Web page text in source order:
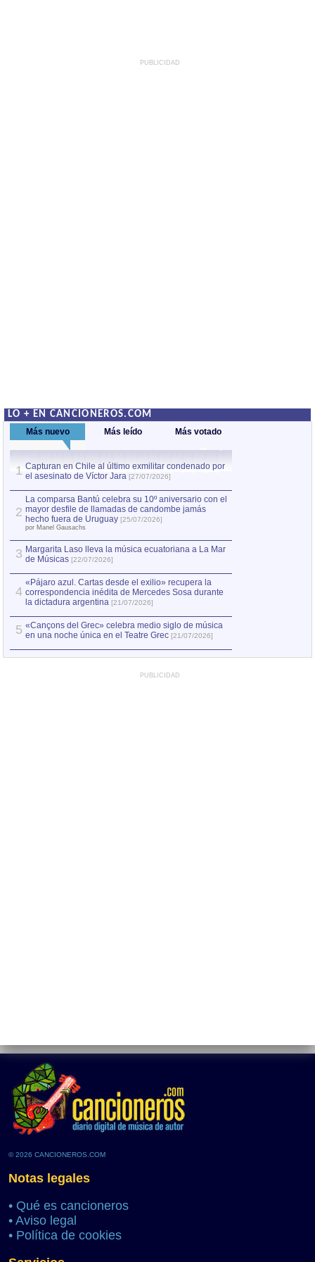
PUBLICIDAD
LO + EN CANCIONEROS.COM
Más nuevo Más leído Más votado
1 Capturan en Chile al último exmilitar condenado por
el asesinato de Víctor Jara [27/07/2026]
2
La comparsa Bantú celebra su 10º aniversario con el
mayor desfile de llamadas de candombe jamás
hecho fuera de Uruguay [25/07/2026]
por Manel Gausachs
3 Margarita Laso lleva la música ecuatoriana a La Mar
de Músicas [22/07/2026]
4
«Pájaro azul. Cartas desde el exilio» recupera la
correspondencia inédita de Mercedes Sosa durante
la dictadura argentina [21/07/2026]
5 «Cançons del Grec» celebra medio siglo de música
en una noche única en el Teatre Grec [21/07/2026]
PUBLICIDAD
© 2026 CANCIONEROS.COM
Notas legales
• Qué es cancioneros
• Aviso legal
• Política de cookies